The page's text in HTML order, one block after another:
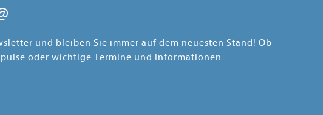
und bleiben Sie immer auf dem neuesten Stand! Ob
oder wichtige Termine und Informationen.